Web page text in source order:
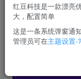
您
短视频极简开悟课
红豆科技是一款漂亮
大，配置简单
这是一条系统弹窗通
管理员可在主题设置-